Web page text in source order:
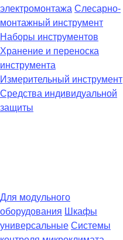
электромонтажа Слесарно-
монтажный инструмент
Наборы инструментов
Хранение и переноска
инструмента
Измерительный инструмент
Средства индивидуальной
защиты
Для модульного
оборудования Шкафы
универсальные Системы